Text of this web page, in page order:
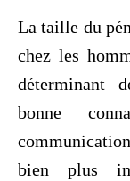
La taille du
chez les
déterminant
bonne
bien plus